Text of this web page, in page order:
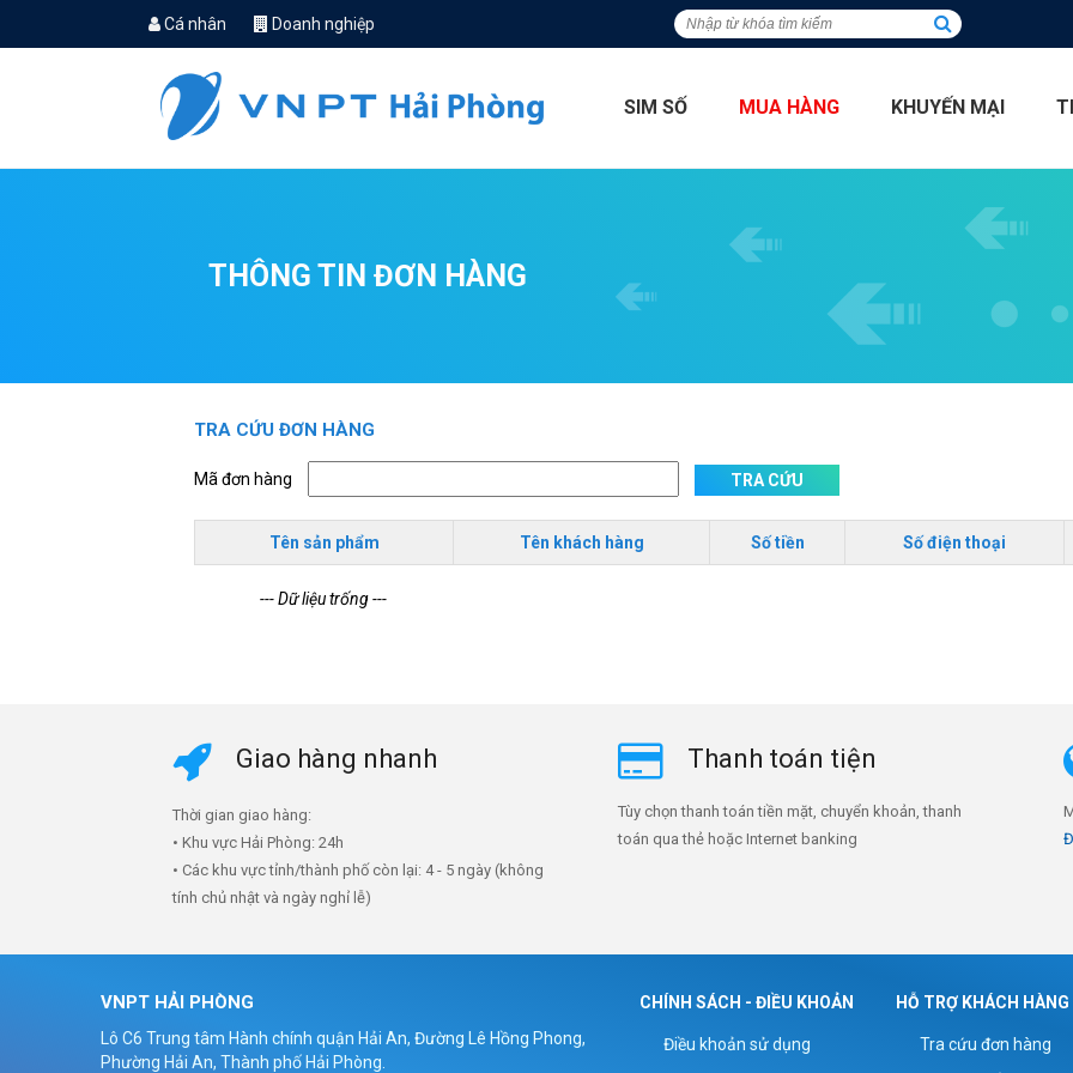
Cá nhân Doanh nghiệp
SIM SỐ MUA HÀNG KHUYẾN MẠI
THÔNG TIN ĐƠN HÀNG
TRA CỨU ĐƠN HÀNG
Mã đơn hàng TRA CỨU
Tên sản phẩm Tên khách hàng Số tiền Số điện thoại
--- Dữ liệu trống ---
Giao hàng nhanh
Thời gian giao hàng:
• Khu vực Hải Phòng: 24h
• Các khu vực tỉnh/thành phố còn lại: 4 - 5 ngày (không
tính chủ nhật và ngày nghỉ lễ)
Thanh toán tiện
Tùy chọn thanh toán tiền mặt, chuyển khoản, thanh
toán qua thẻ hoặc Internet banking
VNPT HẢI PHÒNG
Lô C6 Trung tâm Hành chính quận Hải An, Đường Lê Hồng Phong,
Phường Hải An, Thành phố Hải Phòng.
CHÍNH SÁCH - ĐIỀU KHOẢN
Điều khoản sử dụng
HỖ TRỢ KHÁCH HÀNG
Tra cứu đơn hàng